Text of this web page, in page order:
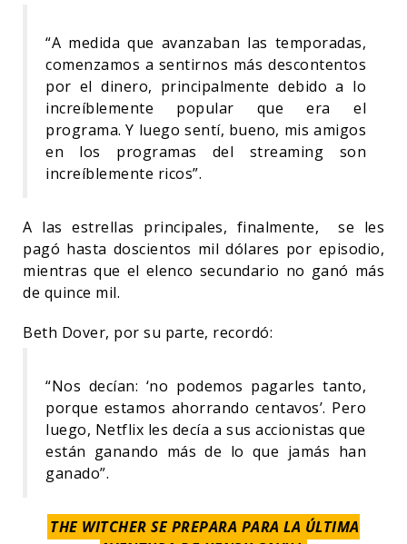
“A medida que avanzaban las temporadas,
comenzamos a sentirnos más descontentos
por el dinero, principalmente debido a lo
increíblemente popular que era el
programa. Y luego sentí, bueno, mis amigos
en los programas del streaming son
increíblemente ricos”.
A las estrellas principales, finalmente, se les
pagó hasta doscientos mil dólares por episodio,
mientras que el elenco secundario no ganó más
de quince mil.
Beth Dover, por su parte, recordó:
“Nos decían: ‘no podemos pagarles tanto,
porque estamos ahorrando centavos’. Pero
luego, Netflix les decía a sus accionistas que
están ganando más de lo que jamás han
ganado”.
THE WITCHER SE PREPARA PARA LA ÚLTIMA